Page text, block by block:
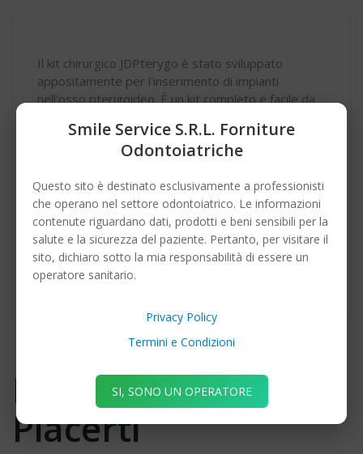
Il kit chirurgico JDPterygo è stato sviluppato
appositamente per l'inserimento di impianti
nell'osso pterigoideo. È un kit completo e facile da
necessari per effettuare la corretta osteotomia e
posizionamento sicuro degli impianti JDPterygo e
JDPterygo One.
Il kit offre tutti gli strumenti chirurgici e protesici
compatibili con gli impianti JDPterygo e JDPterygo
One
Potrebbe Anche
Piacerti
Smile Service S.r.l. Forniture
Odontoiatriche
Questo sito è destinato esclusivamente a professionisti
che operano nel settore odontoiatrico. Le informazioni
contenute riguardano dati, prodotti e beni sensibili per la
salute e la sicurezza del paziente. Pertanto, per visitare il
sito, dichiaro sotto la mia responsabilità di essere un
operatore sanitario.
Privacy Policy
Termini e Condizioni
SI, SONO UN OPERATORE